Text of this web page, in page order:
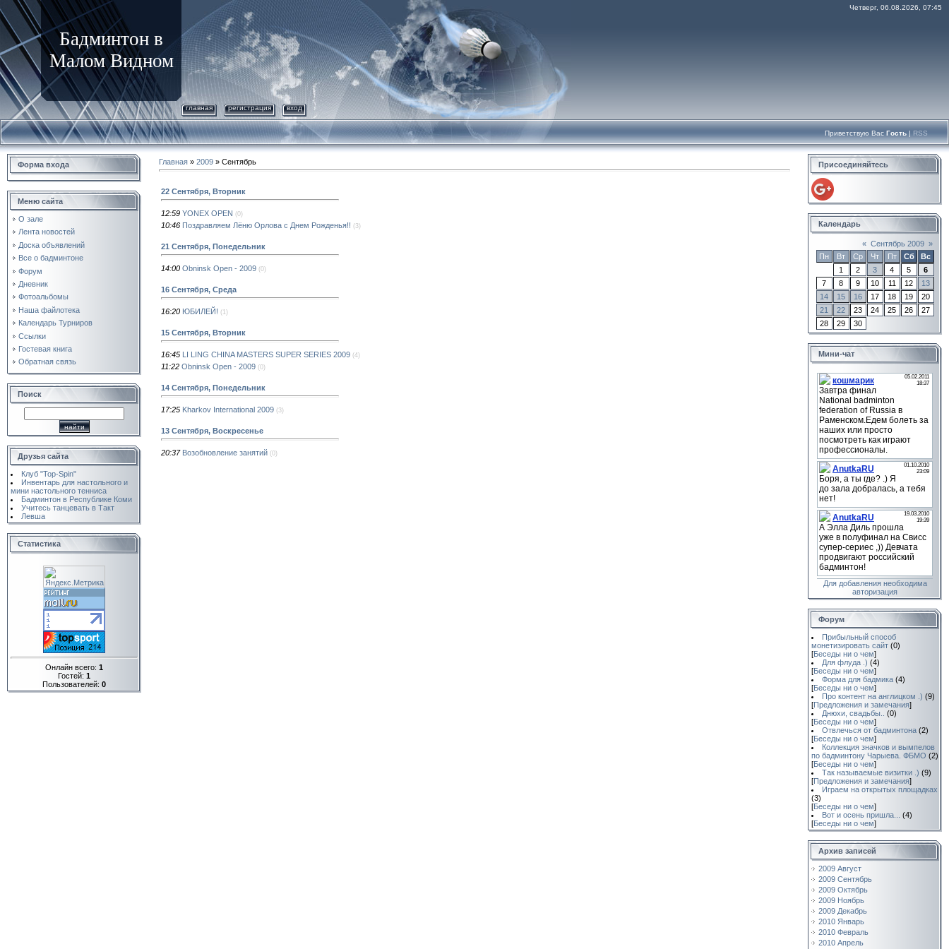
Бадминтон в
Малом Видном
Четверг, 06.08.2026, 07:45
главная регистрация вход
Приветствую Вас Гость | RSS
Форма входа
Меню сайта
О зале
Лента новостей
Доска объявлений
Все о бадминтоне
Форум
Дневник
Фотоальбомы
Наша файлотека
Календарь Турниров
Ссылки
Гостевая книга
Обратная связь
Поиск
Друзья сайта
Клуб "Top-Spin"
Инвентарь для настольного и
мини настольного тенниса
Бадминтон в Республике Коми
Учитесь танцевать в Такт
Левша
Статистика
Онлайн всего: 1
Гостей: 1
Пользователей: 0
Главная » 2009 » Сентябрь
22 Сентября, Вторник
12:59 YONEX OPEN (0)
10:46 Поздравляем Лёню Орлова с Днем Рожденья!! (3)
21 Сентября, Понедельник
14:00 Obninsk Open - 2009 (0)
16 Сентября, Среда
16:20 ЮБИЛЕЙ! (1)
15 Сентября, Вторник
16:45 LI LING CHINA MASTERS SUPER SERIES 2009 (4)
11:22 Obninsk Open - 2009 (0)
14 Сентября, Понедельник
17:25 Kharkov International 2009 (3)
13 Сентября, Воскресенье
20:37 Возобновление занятий (0)
Присоединяйтесь
Календарь
« Сентябрь 2009 »
Пн
Вт Ср Чт Пт Сб
Вс
1
2 3 4 5
6
7
8 9 10 11 12
13
14
15 16 17 18 19
20
21
22 23 24 25 26
27
28
29 30
Мини-чат
Для добавления необходима
авторизация
Форум
Прибыльный способ
монетизировать сайт (0)
[Беседы ни о чем]
Для флуда .) (4)
[Беседы ни о чем]
Форма для бадмика (4)
[Беседы ни о чем]
Про контент на англицком .) (9)
[Предложения и замечания]
Днюхи, свадьбы..
(0)
[Беседы ни о чем]
Отвлечься от бадминтона (2)
[Беседы ни о чем]
Коллекция значков и вымпелов
по бадминтону Чарыева. ФБМО (2)
[Беседы ни о чем]
Так называемые визитки .) (9)
[Предложения и замечания]
Играем на открытых площадках
(3)
[Беседы ни о чем]
Вот и осень пришла...
(4)
[Беседы ни о чем]
Архив записей
2009 Август
2009 Сентябрь
2009 Октябрь
2009 Ноябрь
2009 Декабрь
2010 Январь
2010 Февраль
2010 Апрель